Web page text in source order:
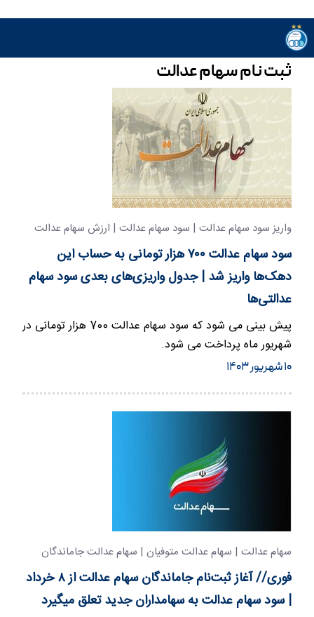
ثبت نام سهام عدالت
واریز سود سهام عدالت | سود سهام عدالت | ارزش سهام عدالت
سود سهام عدالت ۷۰۰ هزار تومانی به حساب این
دهک‌ها واریز شد | جدول‌ واریزی‌های بعدی سود سهام
عدالتی‌ها
پیش بینی می شود که سود سهام عدالت 700 هزار تومانی در
شهریور ماه پرداخت می شود.
۱۰ شهریور ۱۴۰۳
سهام عدالت | سهام عدالت متوفیان | سهام عدالت جاماندگان
فوری// آغاز ثبت‌نام جاماندگان سهام عدالت از ۸ خرداد
| سود سهام عدالت به سهامداران جدید تعلق میگیرد